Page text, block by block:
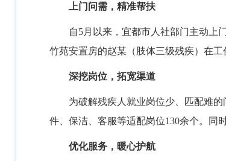
上门问需，精准帮扶
自5月以来，宜都市人社部门主动上
竹苑安置房的赵某（肢体三级残疾）在
深挖岗位，拓宽渠道
为破解残疾人就业岗位少、匹配难
件、保洁、客服等适配岗位130余个。同
优化服务，暖心护航